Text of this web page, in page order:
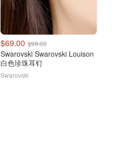
$69.00 $99.00
Swarovski Swarovski Louison
白色珍珠耳钉
Swarovski